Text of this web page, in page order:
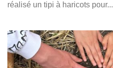
réalisé un tipi à haricots pour...